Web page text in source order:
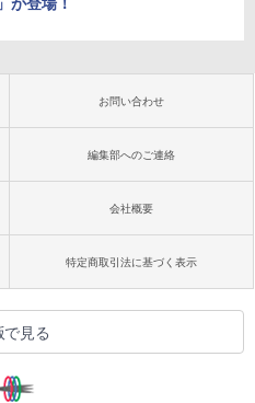
お問い合わせ
編集部へのご連絡
会社概要
特定商取引法に基づく表示
で見る